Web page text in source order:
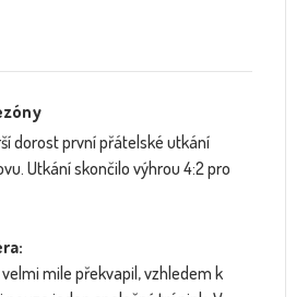
dorost první přátelské utkání
Utkání skončilo výhrou 4:2 pro
velmi mile překvapil, vzhledem k